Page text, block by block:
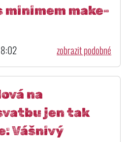
minimem make-
zobrazit podobné
na
jen tak
Vášnivý